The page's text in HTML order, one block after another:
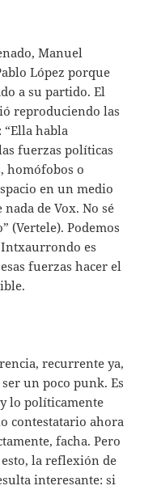
Manuel
López porque
a su partido. El
reproduciendo las
“Ella habla
fuerzas políticas
homófobos o
en un medio
de Vox. No sé
(Vertele). Podemos
es
fuerzas hacer el
recurrente ya,
un poco punk. Es
lo políticamente
contestatario ahora
facha. Pero
la reflexión de
interesante: si